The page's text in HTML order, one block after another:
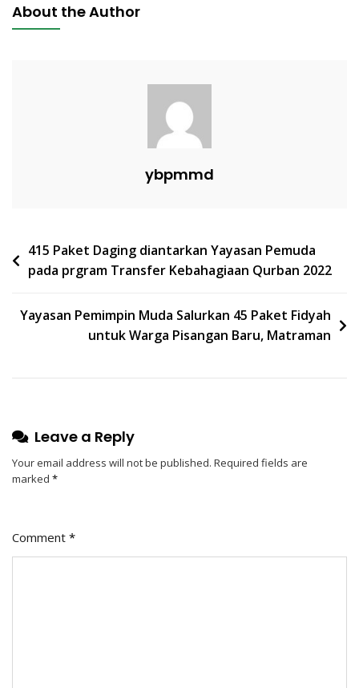
About the Author
ybpmmd
Post
navigation
415 Paket Daging diantarkan Yayasan Pemuda
pada prgram Transfer Kebahagiaan Qurban 2022
Yayasan Pemimpin Muda Salurkan 45 Paket Fidyah
untuk Warga Pisangan Baru, Matraman
Leave a Reply
Your email address will not be published. Required fields are
marked *
Comment *